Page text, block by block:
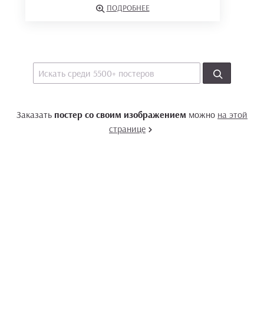
ПОДРОБНЕЕ
Заказать постер со своим изображением можно на этой
странице